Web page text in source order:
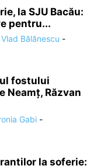
la SJU Bacău:
pentru...
Vlad Bălănescu -
fostului
Neamț, Răzvan
Gabi -
la șoferie: